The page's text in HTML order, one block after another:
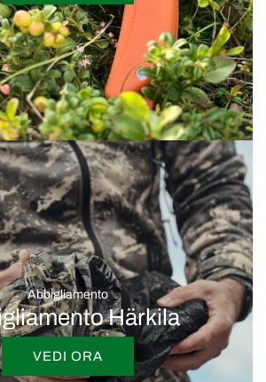
Abbigliamento
Härkila
VEDI ORA